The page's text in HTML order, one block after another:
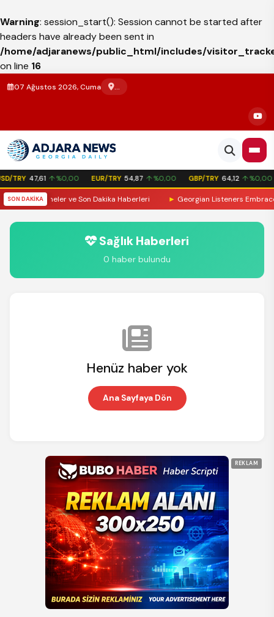
Warning: session_start(): Session cannot be started after
headers have already been sent in
/home/adjaranews/public_html/includes/
on line 16
07 Ağustos 2026, Cuma ...
TRY 47,61 ↑ %0,00 EUR/TRY 54,87 ↑ %0,00 GBP/TRY 64,12 ↑ %0,00
SON DAKİKA
Gelişmeler ve Son Dakika Haberleri Georgian Listeners Embrace
Sağlık Haberleri
0 haber bulundu
Henüz haber yok
Ana Sayfaya Dön
REKLAM